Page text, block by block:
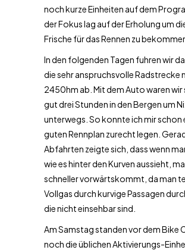
noch kurze Einheiten auf dem
der Fokus lag auf der Erholung um
Frische für das Rennen zu
In den folgenden Tagen fuhren wir
die sehr anspruchsvolle Radstrecke
2450hm ab. Mit dem Auto waren wir
gut drei Stunden in den Bergen um
unterwegs. So konnte ich mir schon
guten Rennplan zurecht legen.
Abfahrten zeigte sich, dass wenn
wie es hinter den Kurven aussieht,
schneller vorwärtskommt, da man
Vollgas durch kurvige Passagen
die nicht einsehbar sind.
Am Samstag standen vor dem Bike
noch die üblichen Aktivierungs-